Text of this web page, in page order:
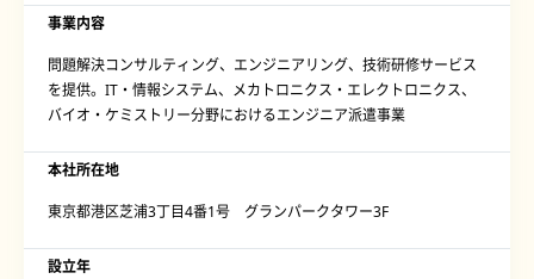
事業内容
問題解決コンサルティング、エンジニアリング、技術研修サービス
を提供。IT・情報システム、メカトロニクス・エレクトロニクス、
バイオ・ケミストリー分野におけるエンジニア派遣事業
本社所在地
東京都港区芝浦3丁目4番1号 グランパークタワー3F
設立年